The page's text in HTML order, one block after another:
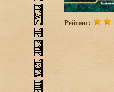
Рейтинг: